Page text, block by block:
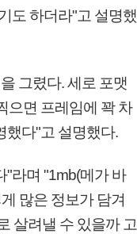
도 하더라"고 설명했
그렸다. 세로 포맷
으면 프레임에 꽉 차
했다"고 설명했다.
"라며 "1mb(메가 바
많은 정보가 담겨
살려낼 수 있을까 고